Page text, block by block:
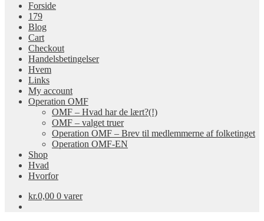
Forside
179
Blog
Cart
Checkout
Handelsbetingelser
Hvem
Links
My account
Operation OMF
OMF – Hvad har de lært?(!)
OMF – valget truer
Operation OMF – Brev til medlemmerne af folketinget
Operation OMF-EN
Shop
Hvad
Hvorfor
kr.0,00 0 varer